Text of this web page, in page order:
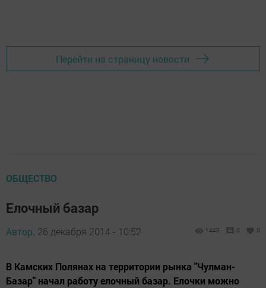
Перейти на страницу новости
ОБЩЕСТВО
Елочный базар
Автор, 26 декабря 2014 - 10:52 1448 0 0
В Камских Полянах на территории рынка "Чулман-
Базар" начал работу елочный базар. Елочки можно